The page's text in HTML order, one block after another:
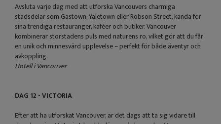
Avsluta varje dag med att utforska Vancouvers charmiga
stadsdelar som Gastown, Yaletown eller Robson Street, kända för
sina trendiga restauranger, kaféer och butiker. Vancouver
kombinerar storstadens puls med naturens ro, vilket gör att du får
en unik och minnesvärd upplevelse – perfekt för både äventyr och
avkoppling.
Hotell i Vancouver
DAG 12 - VICTORIA
Efter att ha utforskat Vancouver, är det dags att ta sig vidare till